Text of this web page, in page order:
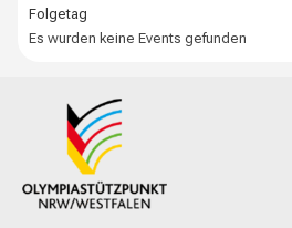
Folgetag
Es wurden keine Events gefunden